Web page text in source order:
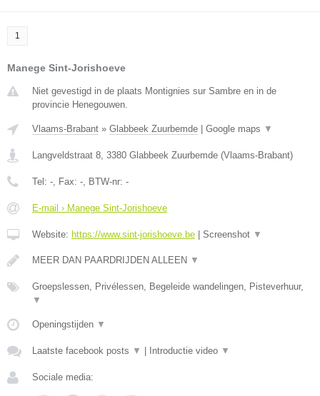
1
Manege Sint-Jorishoeve
Niet gevestigd in de plaats Montignies sur Sambre en in de
provincie Henegouwen.
Vlaams-Brabant » Glabbeek Zuurbemde Google maps ▼
Langveldstraat 8, 3380 Glabbeek Zuurbemde (Vlaams-Brabant)
Tel: -, Fax: -, BTW-nr: -
E-mail › Manege Sint-Jorishoeve
Website: https://www.sint-jorishoeve.be Screenshot ▼
MEER DAN PAARDRIJDEN ALLEEN ▼
Groepslessen, Privélessen, Begeleide wandelingen, Pisteverhuur,
▼
Openingstijden ▼
Laatste facebook posts ▼ Introductie video ▼
Sociale media: